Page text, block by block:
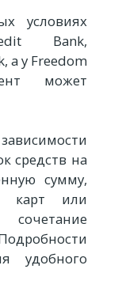
условиях
Bank,
а у Freedom
может
средств на
сумму,
карт или
удобного